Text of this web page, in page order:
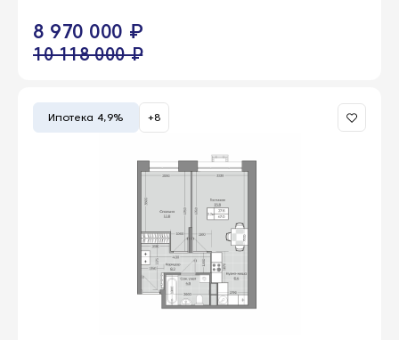
8 970 000 ₽
10 118 000 ₽
Ипотека 4,9% +8